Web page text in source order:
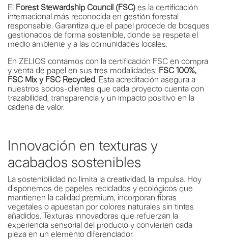
El Forest Stewardship Council (FSC) es la certificación
internacional más reconocida en gestión forestal
responsable. Garantiza que el papel procede de bosques
gestionados de forma sostenible, donde se respeta el
medio ambiente y a las comunidades locales.
En ZELIOS contamos con la certificación FSC en compra
y venta de papel en sus tres modalidades: FSC 100%,
FSC Mix y FSC Recycled. Esta acreditación asegura a
nuestros socios-clientes que cada proyecto cuenta con
trazabilidad, transparencia y un impacto positivo en la
cadena de valor.
Innovación en texturas y
acabados sostenibles
La sostenibilidad no limita la creatividad, la impulsa. Hoy
disponemos de papeles reciclados y ecológicos que
mantienen la calidad premium, incorporan fibras
vegetales o apuestan por colores naturales sin tintes
añadidos. Texturas innovadoras que refuerzan la
experiencia sensorial del producto y convierten cada
pieza en un elemento diferenciador.